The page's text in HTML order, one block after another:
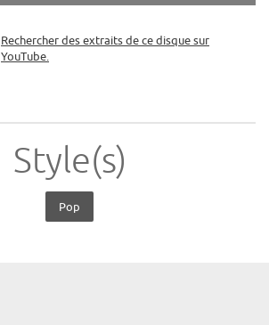
Rechercher des extraits de ce disque sur
YouTube.
Style(s)
Pop